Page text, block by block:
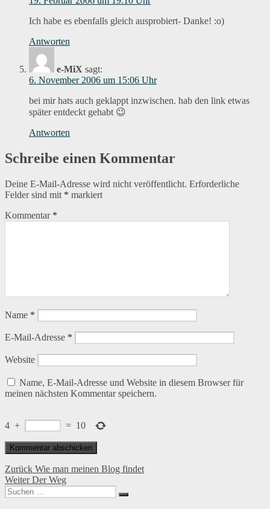
Ich habe es ebenfalls gleich ausprobiert- Danke! :o)
Antworten
e-MiX sagt:
6. November 2006 um 15:06 Uhr
bei mir hats auch geklappt inzwischen. hab den link etwas
später entdeckt gehabt 😉
Antworten
Schreibe einen Kommentar
Deine E-Mail-Adresse wird nicht veröffentlicht. Erforderliche
Felder sind mit * markiert
Kommentar *
Name *
E-Mail-Adresse *
Website
Name, E-Mail-Adresse und Website in diesem Browser für
meinen nächsten Kommentar speichern.
4 + = 10
Beitragsnavigation
Zurück Vorheriger
Beitrag:
Wie man meinen Blog findet
Weiter Nächster
Beitrag:
Der Weg
Suchen
nach:
Suchen